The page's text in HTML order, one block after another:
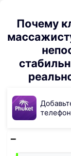
Почему